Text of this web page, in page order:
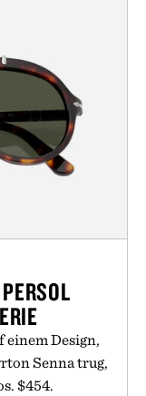
einem Design,
Senna trug,
$454.